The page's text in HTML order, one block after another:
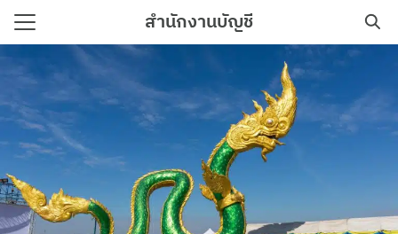
Skip
content
สำนักงานบัญชี
รา
Search
for: